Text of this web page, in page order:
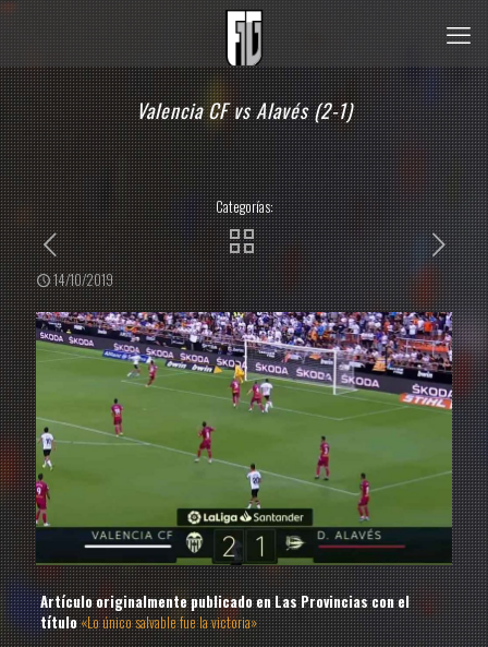
Valencia CF vs Alavés (2-1)
Categorías:
14/10/2019
Artículo originalmente publicado en Las Provincias con el
título«Lo único salvable fue la victoria»